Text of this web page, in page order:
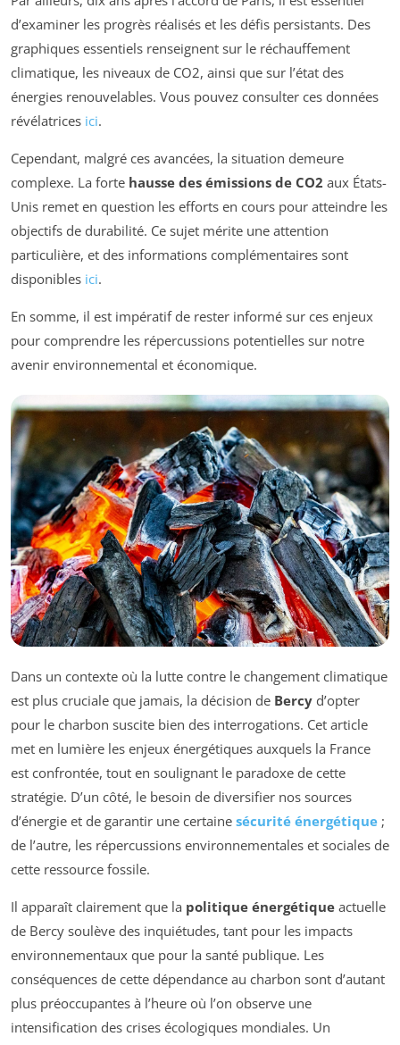
d’examiner les progrès réalisés et les défis persistants. Des
graphiques essentiels renseignent sur le réchauffement
climatique, les niveaux de CO2, ainsi que sur l’état des
énergies renouvelables. Vous pouvez consulter ces données
révélatrices ici.
Cependant, malgré ces avancées, la situation demeure
complexe. La forte hausse des émissions de CO2 aux États-
Unis remet en question les efforts en cours pour atteindre les
objectifs de durabilité. Ce sujet mérite une attention
particulière, et des informations complémentaires sont
disponibles ici.
En somme, il est impératif de rester informé sur ces enjeux
pour comprendre les répercussions potentielles sur notre
avenir environnemental et économique.
Dans un contexte où la lutte contre le changement climatique
est plus cruciale que jamais, la décision de Bercy d’opter
pour le charbon suscite bien des interrogations. Cet article
met en lumière les enjeux énergétiques auxquels la France
est confrontée, tout en soulignant le paradoxe de cette
stratégie. D’un côté, le besoin de diversifier nos sources
d’énergie et de garantir une certaine sécurité énergétique ;
de l’autre, les répercussions environnementales et sociales de
cette ressource fossile.
Il apparaît clairement que la politique énergétique actuelle
de Bercy soulève des inquiétudes, tant pour les impacts
environnementaux que pour la santé publique. Les
conséquences de cette dépendance au charbon sont d’autant
plus préoccupantes à l’heure où l’on observe une
intensification des crises écologiques mondiales. Un